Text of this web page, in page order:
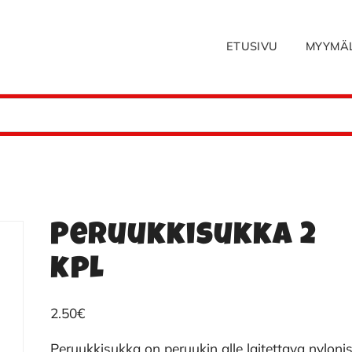
ETUSIVU
Peruukkisukka 2
kpl
2.50€
Peruukkisukka on peruukin alle laitettava